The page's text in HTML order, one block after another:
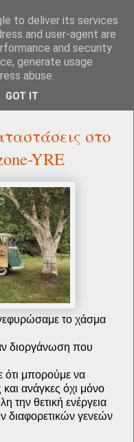
στο
YRE
το χάσμα
διοργάνωση που
ότι μπορούμε να
και ανάγκες όχι μόνο
την θετική ενέργεια
διαφορετικών γενεών
to deliver its services
and user-agent are
and security
generate usage
abuse.
GOT IT